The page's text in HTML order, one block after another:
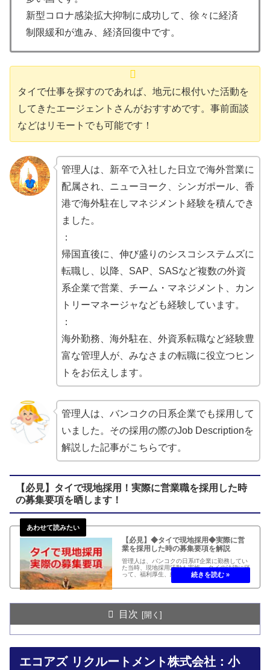
新型コロナ感染拡大抑制に成功して、徐々に経済
制限緩和が進み、経済回復中です。
タイで仕事を探すのであれば、地元に根付いた活動を
してきたエージェントさんがおすすめです。事前面談
などはリモートでも可能です！
管理人は、新卒で入社した日立で海外営業に
配属され、ニューヨーク、シンガポール、香
港で海外駐在しマネジメント経験を積んでき
ました。
：
帰国直後に、伸び盛りのシスコシステムズに
転職し、以降、SAP、SASなど複数の外資
系企業で営業、チーム・マネジメント、カン
トリーマネージャなども経験しています。
：
海外勤務、海外駐在、外資系転職など経験豊
富な管理人が、みなさまの転職に役立つヒン
トをお伝えします。
管理人は、バンコクの日系企業でも採用して
いました。その採用の際のJob Descriptionを
解説した記事がこちらです。
【必見】タイで現地採用！実際に営業職を採用した時
の募集要項を晒します！
【必見】◆タイで現地採用◆実際に営
業を採用した時の募集要項を解説
管理人は、バンコクの日系IT企業に勤務してい
た当時、現地採用活動も実施。 タイの法律に従
って、福利厚生、給与システム、試用期間の条
件を募集要項に。 バンコクで、実際に担当営業
を募集していた時の募集要項を詳しく解説。
目次
エコアズ リクルートメント株式会社：小